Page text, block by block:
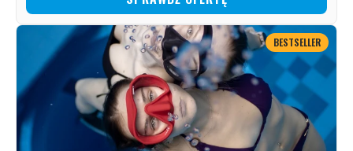
BESTSELLER